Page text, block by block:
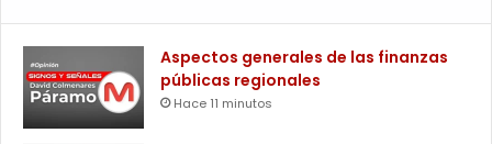
Aspectos generales de las finanzas
públicas regionales
Hace 11 minutos